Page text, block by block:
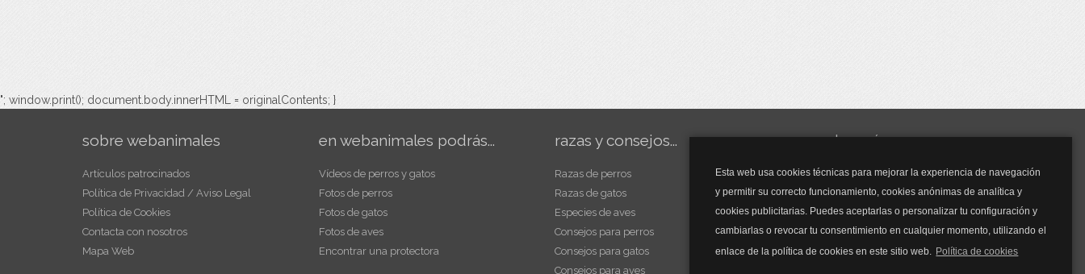
Esta web usa cookies técnicas para mejorar la experiencia de navegación
y permitir su correcto funcionamiento, cookies anónimas de analítica y
cookies publicitarias. Puedes aceptarlas o personalizar tu configuración y
cambiarlas o revocar tu consentimiento en cualquier momento, utilizando el
enlace de la política de cookies en este sitio web. Política de cookies
"; window.print(); document.body.innerHTML = originalContents; }
sobre webanimales
Artículos patrocinados
Política de Privacidad / Aviso Legal
Política de Cookies
Contacta con nosotros
Mapa Web
en webanimales podrás...
Vídeos de perros y gatos
Fotos de perros
Fotos de gatos
Fotos de aves
Encontrar una protectora
razas y consejos...
Razas de perros
Razas de gatos
Especies de aves
Consejos para perros
Consejos para gatos
Consejos para aves
y mucho más...
Mascarillas
Mascarillas FFP2
Mascarillas FFP3
Bolsos
Bolsos Tous